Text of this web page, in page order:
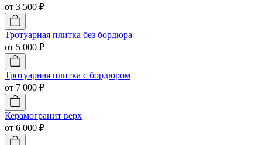
от 3 500 ₽
Тротуарная плитка без бордюра
от 5 000 ₽
Тротуарная плитка с бордюром
от 7 000 ₽
Керамогранит верх
от 6 000 ₽